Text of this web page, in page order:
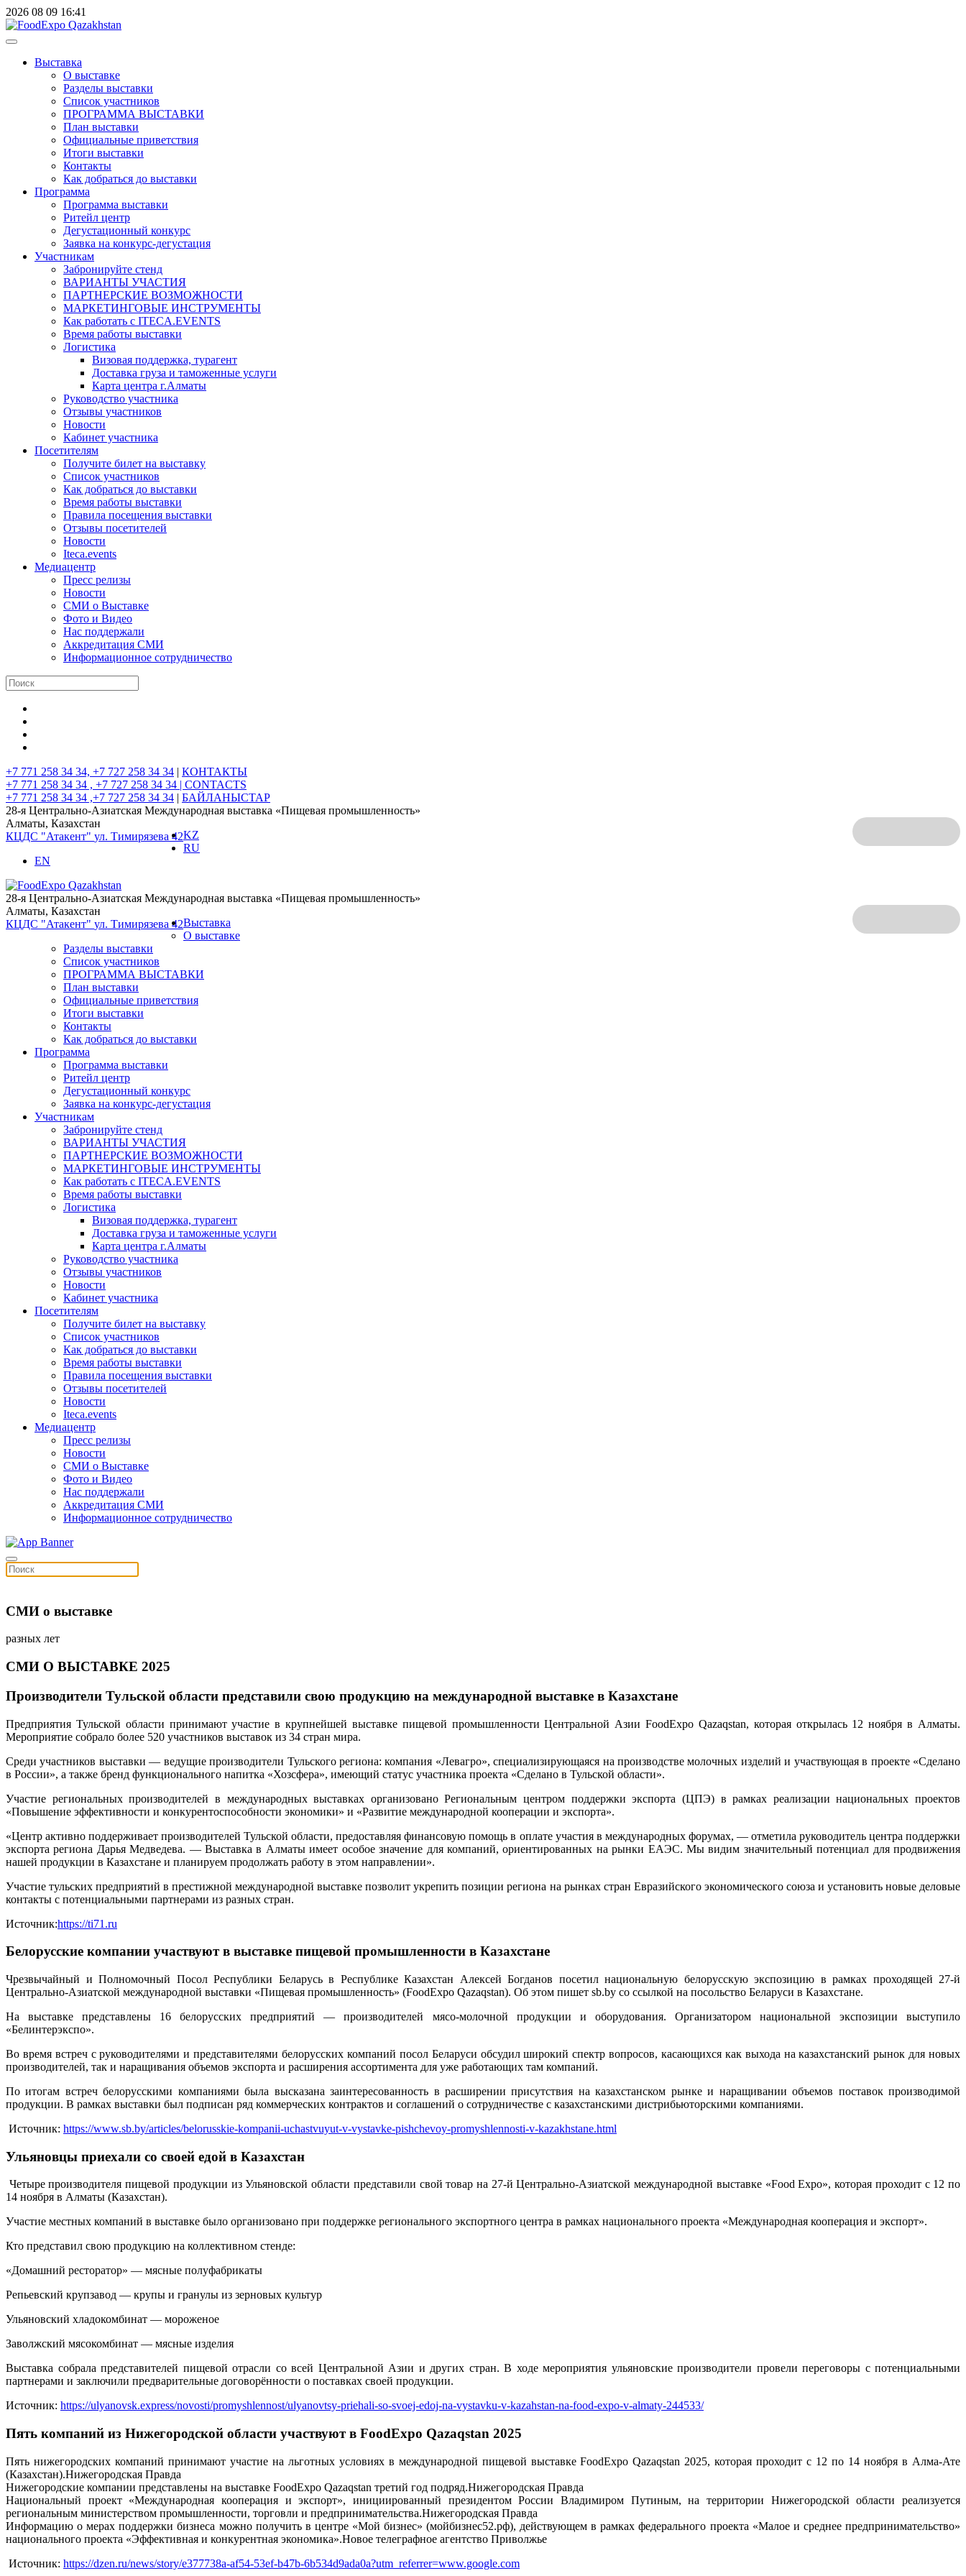
2026 08 09 16:41
Выставка
О выставке
Разделы выставки
Список участников
ПРОГРАММА ВЫСТАВКИ
План выставки
Официальные приветствия
Итоги выставки
Контакты
Как добраться до выставки
Программа
Программа выставки
Ритейл центр
Дегустационный конкурс
Заявка на конкурс-дегустация
Участникам
Забронируйте стенд
ВАРИАНТЫ УЧАСТИЯ
ПАРТНЕРСКИЕ ВОЗМОЖНОСТИ
МАРКЕТИНГОВЫЕ ИНСТРУМЕНТЫ
Как работать с ITECA.EVENTS
Время работы выставки
Логистика
Визовая поддержка, турагент
Доставка груза и таможенные услуги
Карта центра г.Алматы
Руководство участника
Отзывы участников
Новости
Кабинет участника
Посетителям
Получите билет на выставку
Список участников
Как добраться до выставки
Время работы выставки
Правила посещения выставки
Отзывы посетителей
Новости
Iteca.events
Медиацентр
Пресс релизы
Новости
СМИ о Выставке
Фото и Видео
Нас поддержали
Аккредитация СМИ
Информационное сотрудничество
+7 771 258 34 34, +7 727 258 34 34 | КОНТАКТЫ
+7 771 258 34 34 , +7 727 258 34 34 | CONTACTS
+7 771 258 34 34 ,+7 727 258 34 34 | БАЙЛАНЫСТАР
28-я Центрально-Азиатская Международная выставка «Пищевая промышленность»
Алматы, Казахстан
КЦДС "Атакент" ул. Тимирязева 42KZ
RU
EN
28-я Центрально-Азиатская Международная выставка «Пищевая промышленность»
Алматы, Казахстан
КЦДС "Атакент" ул. Тимирязева 42Выставка
О выставке
Разделы выставки
Список участников
ПРОГРАММА ВЫСТАВКИ
План выставки
Официальные приветствия
Итоги выставки
Контакты
Как добраться до выставки
Программа
Программа выставки
Ритейл центр
Дегустационный конкурс
Заявка на конкурс-дегустация
Участникам
Забронируйте стенд
ВАРИАНТЫ УЧАСТИЯ
ПАРТНЕРСКИЕ ВОЗМОЖНОСТИ
МАРКЕТИНГОВЫЕ ИНСТРУМЕНТЫ
Как работать с ITECA.EVENTS
Время работы выставки
Логистика
Визовая поддержка, турагент
Доставка груза и таможенные услуги
Карта центра г.Алматы
Руководство участника
Отзывы участников
Новости
Кабинет участника
Посетителям
Получите билет на выставку
Список участников
Как добраться до выставки
Время работы выставки
Правила посещения выставки
Отзывы посетителей
Новости
Iteca.events
Медиацентр
Пресс релизы
Новости
СМИ о Выставке
Фото и Видео
Нас поддержали
Аккредитация СМИ
Информационное сотрудничество
СМИ о выставке
разных лет
СМИ О ВЫСТАВКЕ 2025
Производители Тульской области представили свою продукцию на международной выставке в Казахстане
Предприятия Тульской области принимают участие в крупнейшей выставке пищевой промышленности Центральной Азии FoodExpo Qazaqstan, которая открылась 12 ноября в Алматы.
Мероприятие собрало более 520 участников выставок из 34 стран мира.
Среди участников выставки — ведущие производители Тульского региона: компания «Левагро», специализирующаяся на производстве молочных изделий и участвующая в проекте «Сделано
в России», а также бренд функционального напитка «Хозсфера», имеющий статус участника проекта «Сделано в Тульской области».
Участие региональных производителей в международных выставках организовано Региональным центром поддержки экспорта (ЦПЭ) в рамках реализации национальных проектов
«Повышение эффективности и конкурентоспособности экономики» и «Развитие международной кооперации и экспорта».
«Центр активно поддерживает производителей Тульской области, предоставляя финансовую помощь в оплате участия в международных форумах, — отметила руководитель центра поддержки
экспорта региона Дарья Медведева. — Выставка в Алматы имеет особое значение для компаний, ориентированных на рынки ЕАЭС. Мы видим значительный потенциал для продвижения
нашей продукции в Казахстане и планируем продолжать работу в этом направлении».
Участие тульских предприятий в престижной международной выставке позволит укрепить позиции региона на рынках стран Евразийского экономического союза и установить новые деловые
контакты с потенциальными партнерами из разных стран.
Источник:https://ti71.ru
Белорусские компании участвуют в выставке пищевой промышленности в Казахстане
Чрезвычайный и Полномочный Посол Республики Беларусь в Республике Казахстан Алексей Богданов посетил национальную белорусскую экспозицию в рамках проходящей 27-й
Центрально-Азиатской международной выставки «Пищевая промышленность» (FoodExpo Qazaqstan). Об этом пишет sb.by со ссылкой на посольство Беларуси в Казахстане.
На выставке представлены 16 белорусских предприятий — производителей мясо-молочной продукции и оборудования. Организатором национальной экспозиции выступило
«Белинтерэкспо».
Во время встреч с руководителями и представителями белорусских компаний посол Беларуси обсудил широкий спектр вопросов, касающихся как выхода на казахстанский рынок для новых
производителей, так и наращивания объемов экспорта и расширения ассортимента для уже работающих там компаний.
По итогам встреч белорусскими компаниями была высказана заинтересованность в расширении присутствия на казахстанском рынке и наращивании объемов поставок производимой
продукции. В рамках выставки был подписан ряд коммерческих контрактов и соглашений о сотрудничестве с казахстанскими дистрибьюторскими компаниями.
Источник: https://www.sb.by/articles/belorusskie-kompanii-uchastvuyut-v-vystavke-pishchevoy-promyshlennosti-v-kazakhstane.html
Ульяновцы приехали со своей едой в Казахстан
Четыре производителя пищевой продукции из Ульяновской области представили свой товар на 27-й Центрально-Азиатской международной выставке «Food Expo», которая проходит с 12 по
14 ноября в Алматы (Казахстан).
Участие местных компаний в выставке было организовано при поддержке регионального экспортного центра в рамках национального проекта «Международная кооперация и экспорт».
Кто представил свою продукцию на коллективном стенде:
«Домашний ресторатор» — мясные полуфабрикаты
Репьевский крупзавод — крупы и гранулы из зерновых культур
Ульяновский хладокомбинат — мороженое
Заволжский мясокомбинат — мясные изделия
Выставка собрала представителей пищевой отрасли со всей Центральной Азии и других стран. В ходе мероприятия ульяновские производители провели переговоры с потенциальными
партнерами и заключили предварительные договорённости о поставках своей продукции.
Источник: https://ulyanovsk.express/novosti/promyshlennost/ulyanovtsy-priehali-so-svoej-edoj-na-vystavku-v-kazahstan-na-food-expo-v-almaty-244533/
Пять компаний из Нижегородской области участвуют в FoodExpo Qazaqstan 2025
Пять нижегородских компаний принимают участие на льготных условиях в международной пищевой выставке FoodExpo Qazaqstan 2025, которая проходит с 12 по 14 ноября в Алма-Ате
(Казахстан).Нижегородская Правда
Нижегородские компании представлены на выставке FoodExpo Qazaqstan третий год подряд.Нижегородская Правда
Национальный проект «Международная кооперация и экспорт», инициированный президентом России Владимиром Путиным, на территории Нижегородской области реализуется
региональным министерством промышленности, торговли и предпринимательства.Нижегородская Правда
Информацию о мерах поддержки бизнеса можно получить в центре «Мой бизнес» (мойбизнес52.рф), действующем в рамках федерального проекта «Малое и среднее предпринимательство»
национального проекта «Эффективная и конкурентная экономика».Новое телеграфное агентство Приволжье
Источник: https://dzen.ru/news/story/e377738a-af54-53ef-b47b-6b534d9ada0a?utm_referrer=www.google.com